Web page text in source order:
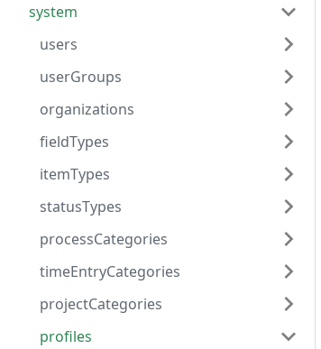
system
users
userGroups
organizations
fieldTypes
itemTypes
statusTypes
processCategories
timeEntryCategories
projectCategories
profiles